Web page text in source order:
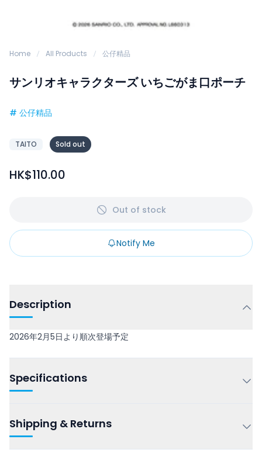
Home All Products 公仔精品
サンリオキャラクターズ いちごがま口ポーチ
# 公仔精品
TAITO Sold out
HK$110.00
Out of stock
Notify Me
Description
2026年2月5日より順次登場予定
Specifications
Shipping & Returns